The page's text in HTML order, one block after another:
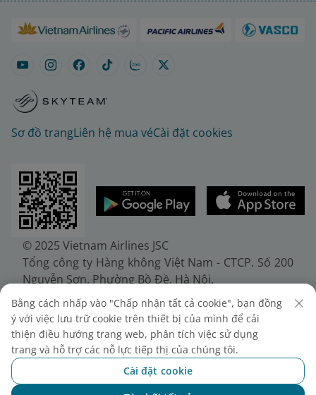
Sơ đồ trangLiên hệ mua véCài đặt cookies
© 2025 Vietnam Airlines JSC
Tổng công ty Hàng không Việt Nam - CTCP. Số 200
Nguyễn Sơn, Phường Bồ Đề, Hà Nội.
Điện thoại: (+84-24) 38272289. Fax: (+84-24)
38722375
Giấy chứng nhận đăng ký doanh nghiệp, mã số
doanh nghiệp 0100107518, đăng ký lần đầu ngày
30/6/2010, đăng ký thay đổi lần thứ 10 ngày
24/7/2025, cấp bởi Sở Tài chính Thành phố Hà Nội.
Bằng cách nhấp vào "Chấp nhận tất cả cookie", bạn đồng
ý với việc lưu trữ cookie trên thiết bị của mình để cải
thiện điều hướng trang web, phân tích việc sử dụng
trang và hỗ trợ các nỗ lực tiếp thị của chúng tôi.
Cài đặt cookie